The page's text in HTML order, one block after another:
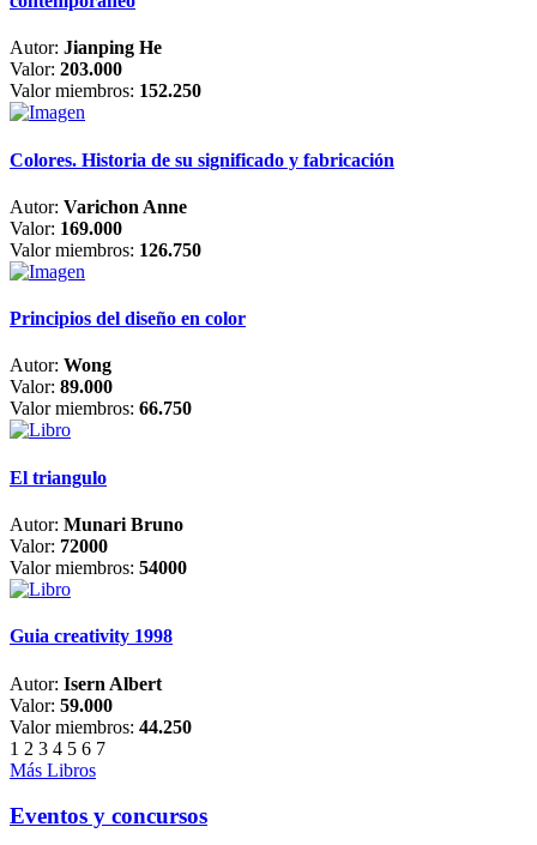
Autor: Jianping He
Valor: 203.000
Valor miembros: 152.250
Colores. Historia de su significado y fabricación
Autor: Varichon Anne
Valor: 169.000
Valor miembros: 126.750
Principios del diseño en color
Autor: Wong
Valor: 89.000
Valor miembros: 66.750
El triangulo
Autor: Munari Bruno
Valor: 72000
Valor miembros: 54000
Guia creativity 1998
Autor: Isern Albert
Valor: 59.000
Valor miembros: 44.250
1 2 3 4 5 6 7
Más Libros
Eventos y concursos